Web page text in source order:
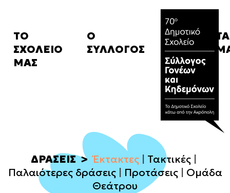
ΤΟ
ΣΧΟΛΕΙΟ
ΜΑΣ
Ιστορικό
Ο
ΣΥΛΛΟΓΟΣ
Καταστατικό
ΤΑ
ΔΡΑΣΕΙΣ Έκτακτες
Τακτικές
Παλαιότερες δράσεις
Προτάσεις
Ομάδα
Θεάτρου